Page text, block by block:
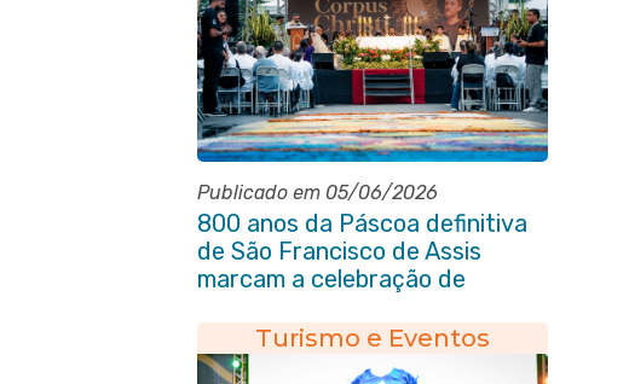
Publicado em 05/06/2026
800 anos da Páscoa definitiva
de São Francisco de Assis
marcam a celebração de
Turismo e Eventos